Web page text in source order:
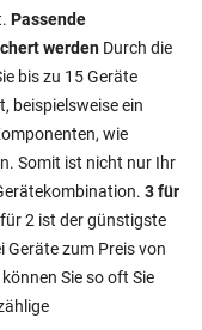
Passende
werden Durch die
bis zu 15 Geräte
beispielsweise ein
wie
Somit ist nicht nur Ihr
3 für
2 ist der günstigste
Geräte zum Preis von
Sie so oft Sie